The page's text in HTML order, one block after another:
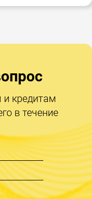
кредитам
в течение